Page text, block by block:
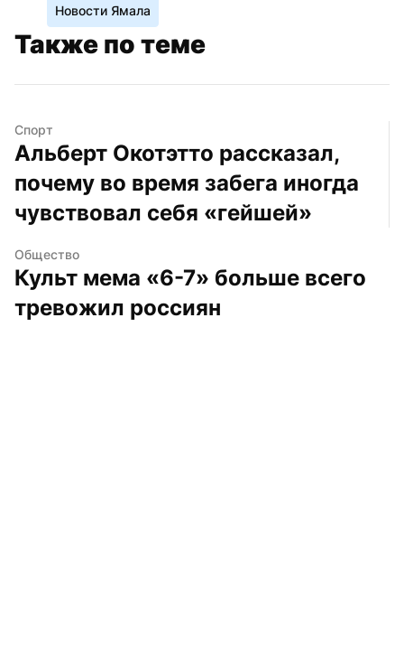
Новости Ямала
Также по теме
Спорт
Альберт Окотэтто рассказал,
почему во время забега иногда
чувствовал себя «гейшей»
Общество
Культ мема «6-7» больше всего
тревожил россиян